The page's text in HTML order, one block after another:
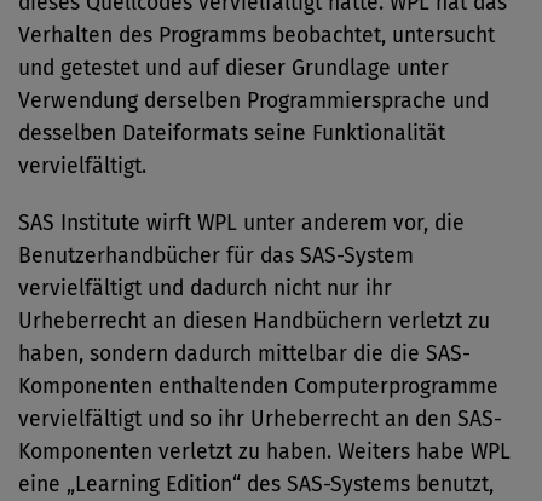
Verhalten des Programms beobachtet, untersucht
und getestet und auf dieser Grundlage unter
Verwendung derselben Programmiersprache und
desselben Dateiformats seine Funktionalität
vervielfältigt.
SAS Institute wirft WPL unter anderem vor, die
Benutzerhandbücher für das SAS-System
vervielfältigt und dadurch nicht nur ihr
Urheberrecht an diesen Handbüchern verletzt zu
haben, sondern dadurch mittelbar die die SAS-
Komponenten enthaltenden Computerprogramme
vervielfältigt und so ihr Urheberrecht an den SAS-
Komponenten verletzt zu haben. Weiters habe WPL
eine „Learning Edition“ des SAS-Systems benutzt,